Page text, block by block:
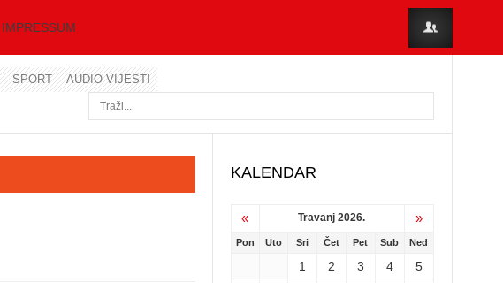
IMPRESSUM
SPORT AUDIO VIJESTI
KALENDAR
« Travanj 2026. »
Pon Uto Sri Čet Pet Sub Ned
1 2 3 4
5